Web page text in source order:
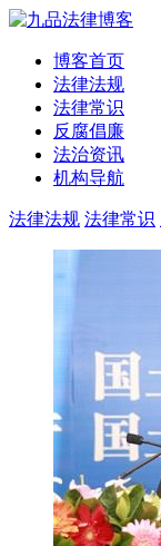
博客首页
法律法规
法律常识
反腐倡廉
法治资讯
机构导航
法律法规 法律常识